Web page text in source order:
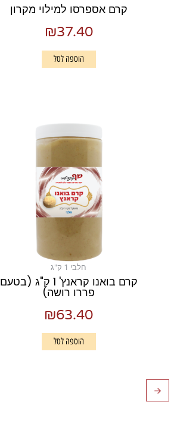
קרם אספרסו למילוי מקרון
₪37.40
הוספה לסל
חלבי 1 ק"ג
קרם בואנו קראנץ' 1 ק"ג (בטעם
פררו רושה)
₪63.40
הוספה לסל
←